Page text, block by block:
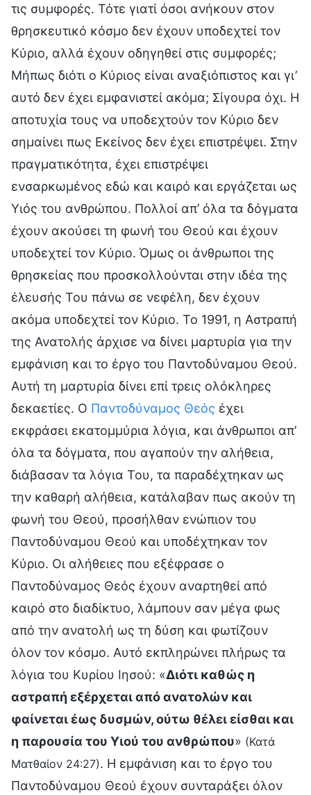
τις συμφορές. Τότε γιατί όσοι ανήκουν στον
θρησκευτικό κόσμο δεν έχουν υποδεχτεί τον
Κύριο, αλλά έχουν οδηγηθεί στις συμφορές;
Μήπως διότι ο Κύριος είναι αναξιόπιστος και γι’
αυτό δεν έχει εμφανιστεί ακόμα; Σίγουρα όχι. Η
αποτυχία τους να υποδεχτούν τον Κύριο δεν
σημαίνει πως Εκείνος δεν έχει επιστρέψει. Στην
πραγματικότητα, έχει επιστρέψει
ενσαρκωμένος εδώ και καιρό και εργάζεται ως
Υιός του ανθρώπου. Πολλοί απ’ όλα τα δόγματα
έχουν ακούσει τη φωνή του Θεού και έχουν
υποδεχτεί τον Κύριο. Όμως οι άνθρωποι της
θρησκείας που προσκολλούνται στην ιδέα της
έλευσής Του πάνω σε νεφέλη, δεν έχουν
ακόμα υποδεχτεί τον Κύριο. Το 1991, η Αστραπή
της Ανατολής άρχισε να δίνει μαρτυρία για την
εμφάνιση και το έργο του Παντοδύναμου Θεού.
Αυτή τη μαρτυρία δίνει επί τρεις ολόκληρες
δεκαετίες. Ο Παντοδύναμος Θεός έχει
εκφράσει εκατομμύρια λόγια, και άνθρωποι απ’
όλα τα δόγματα, που αγαπούν την αλήθεια,
διάβασαν τα λόγια Του, τα παραδέχτηκαν ως
την καθαρή αλήθεια, κατάλαβαν πως ακούν τη
φωνή του Θεού, προσήλθαν ενώπιον του
Παντοδύναμου Θεού και υποδέχτηκαν τον
Κύριο. Οι αλήθειες που εξέφρασε ο
Παντοδύναμος Θεός έχουν αναρτηθεί από
καιρό στο διαδίκτυο, λάμπουν σαν μέγα φως
από την ανατολή ως τη δύση και φωτίζουν
όλον τον κόσμο. Αυτό εκπληρώνει πλήρως τα
λόγια του Κυρίου Ιησού: «Διότι καθώς η
αστραπή εξέρχεται από ανατολών και
φαίνεται έως δυσμών, ούτω θέλει είσθαι και
η παρουσία του Υιού του ανθρώπου» (Κατά
Ματθαίον 24:27). Η εμφάνιση και το έργο του
Παντοδύναμου Θεού έχουν συνταράξει όλον